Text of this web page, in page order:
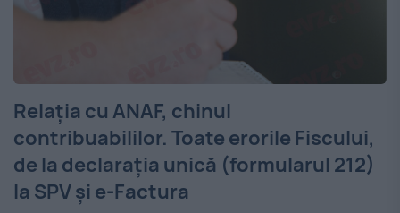
Relația cu ANAF, chinul
contribuabililor. Toate erorile Fiscului,
de la declarația unică (formularul 212)
la SPV și e-Factura